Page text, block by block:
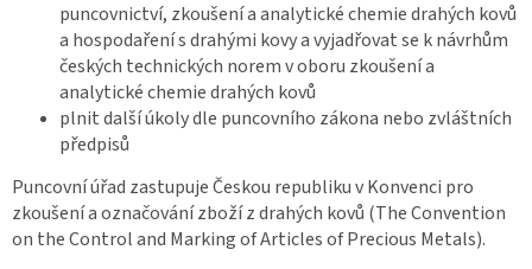
puncovnictví, zkoušení a analytické chemie drahých kovů
a hospodaření s drahými kovy a vyjadřovat se k návrhům
českých technických norem v oboru zkoušení a
analytické chemie drahých kovů
plnit další úkoly dle puncovního zákona nebo zvláštních
předpisů
Puncovní úřad zastupuje Českou republiku v Konvenci pro
zkoušení a označování zboží z drahých kovů (The Convention
on the Control and Marking of Articles of Precious Metals).